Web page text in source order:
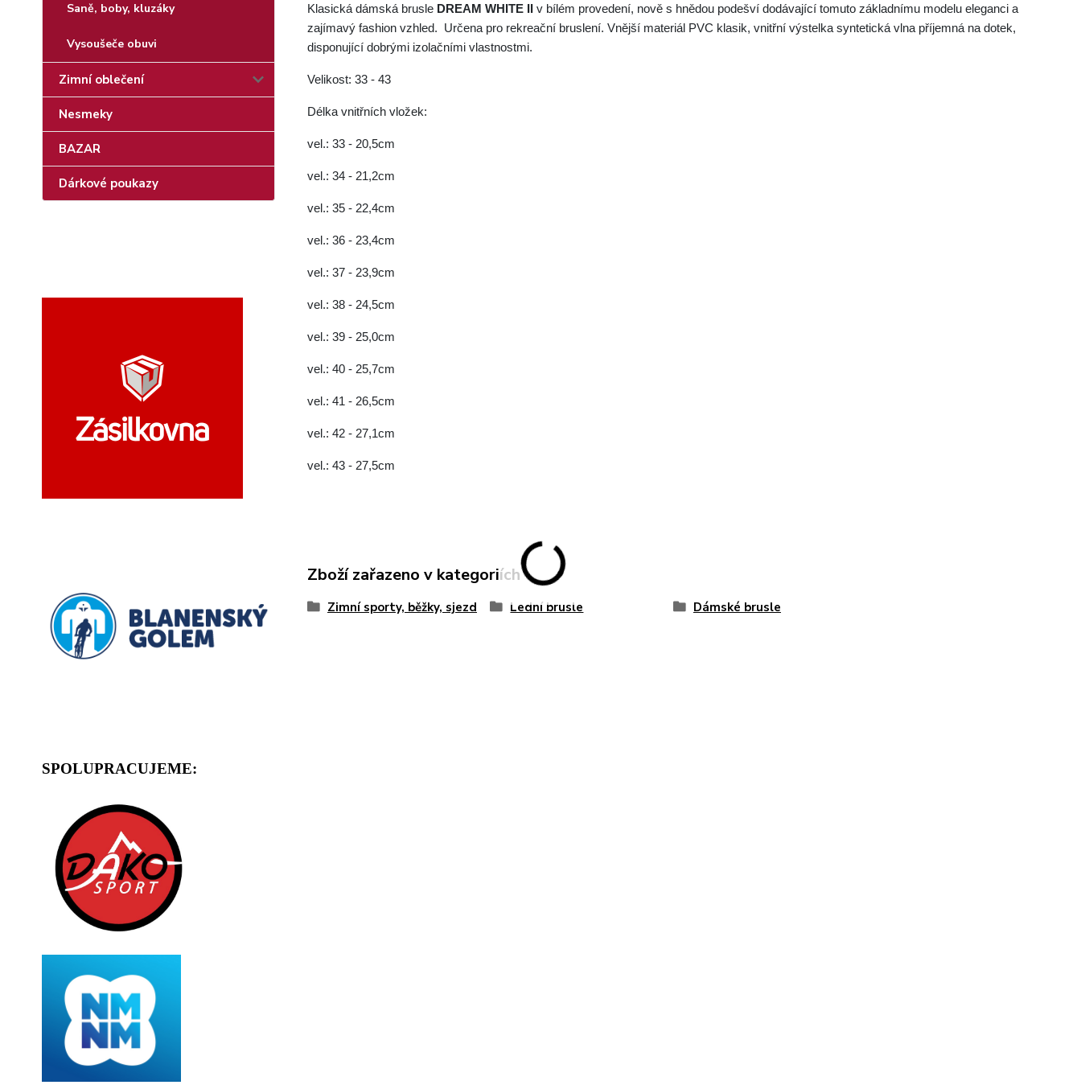
Saně, boby, kluzáky
Vysoušeče obuvi
Zimní oblečení
Nesmeky
BAZAR
Dárkové poukazy
SPOLUPRACUJEME:
Klasická dámská brusle DREAM WHITE
v bílém provedení, nově s hnědou podešví dodávající tomuto základnímu modelu eleganci a
zajímavý fashion vzhled. Určena pro rekreační bruslení. Vnější materiál PVC klasik, vnitřní výstelka syntetická vlna příjemná na dotek,
disponující dobrými izolačními vlastnostmi.
Velikost: 33 - 43
Délka vnitřních vložek:
vel.: 33 - 20,5cm
vel.: 34 - 21,2cm
vel.: 35 - 22,4cm
vel.: 36 - 23,4cm
vel.: 37 - 23,9cm
vel.: 38 - 24,5cm
vel.: 39 - 25,0cm
vel.: 40 - 25,7cm
vel.: 41 - 26,5cm
vel.: 42 - 27,1cm
vel.: 43 - 27,5cm
Zboží zařazeno v kategoriích
Zimní sporty, běžky, sjezd Lední brusle Dámské brusle